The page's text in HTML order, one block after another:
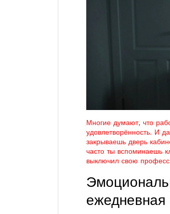
Многие думают, что
удовлетворённость. И
закрываешь дверь
часто ты вспоминаешь
выключил свою
ежедневная